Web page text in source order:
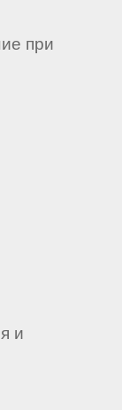
при
и